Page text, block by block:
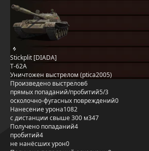
Stickplit [DIADA]
Т-62А
Уничтожен выстрелом (ptica2005)
Произведено выстрелов6
прямых попаданий/пробитий5/3
осколочно-фугасных повреждений0
Нанесение урона1082
с дистанции свыше 300 м347
Получено попаданий4
пробитий4
не нанёсших урон0